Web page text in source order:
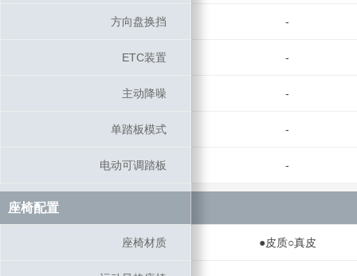
方向盘换挡 -
ETC装置 -
主动降噪 -
单踏板模式 -
电动可调踏板 -
座椅配置
座椅材质 ●皮质○真皮
方向盘换挡
ETC装置
主动降噪
单踏板模式
电动可调踏板
座椅配置
座椅材质